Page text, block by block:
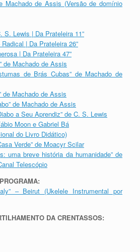
Machado de Assis (Versão de domínio
S. Lewis | Da Prateleira 11”
| Da Prateleira 26”
| Da Prateleira 47”
de Machado de Assis
de Brás Cubas” de Machado de
de Machado de Assis
de Machado de Assis
a Seu Aprendiz” de C. S. Lewis
Moon e Gabriel Bá
do Livro Didático)
Verde” de Moacyr Scilar
uma breve história da humanidade” de
Telescópio
– Beirut (Ukelele Instrumental por
DA CRENTASSOS: